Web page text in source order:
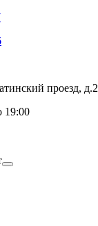
проезд, д.2
19:00